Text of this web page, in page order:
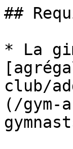
##
* La
club/
(/gym-